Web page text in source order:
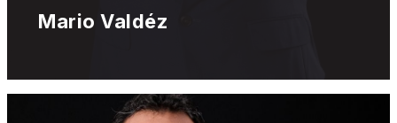
Mario Valdéz